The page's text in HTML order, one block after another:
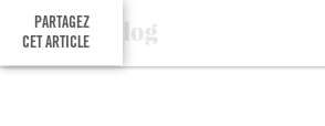
PARTAGEZ
CET ARTICLE